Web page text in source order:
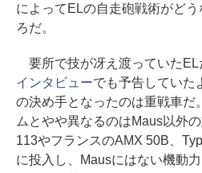
によってELの自走砲戦術がど
ろだ。
要所で技が冴え渡っていたEL
インタビューでも予告していた
の決め手となったのは重戦車だ
ムとやや異なるのはMaus以外
113やフランスのAMX 50B、
に投入し、Mausにはない機動